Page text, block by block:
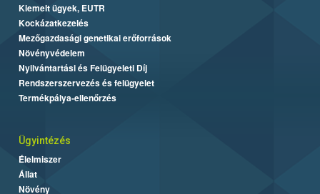
Kiemelt ügyek, EUTR
Kockázatkezelés
Mezőgazdasági genetikai erőforrások
Növényvédelem
Nyilvántartási és Felügyeleti Díj
Rendszerszervezés és felügyelet
Termékpálya-ellenőrzés
Ügyintézés
Élelmiszer
Állat
Növény